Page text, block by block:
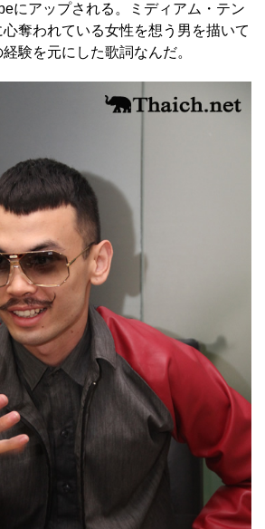
にアップされる。ミディアム・テン
奪われている女性を想う男を描いて
験を元にした歌詞なんだ。